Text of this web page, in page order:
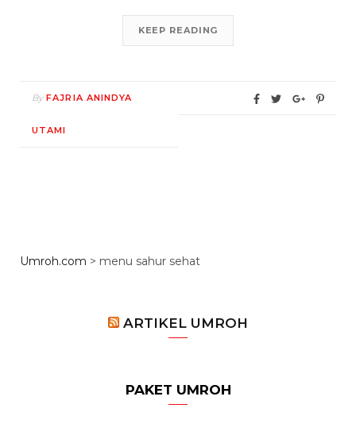
KEEP READING
By FAJRIA ANINDYA
UTAMI
Umroh.com > menu sahur sehat
ARTIKEL UMROH
PAKET UMROH